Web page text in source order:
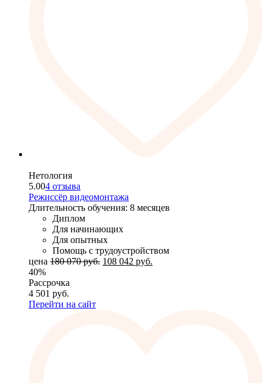
Нетология
5.004 отзыва
Режиссёр видеомонтажа
Длительность обучения: 8 месяцев
Диплом
Для начинающих
Для опытных
Помощь с трудоустройством
цена 180 070руб. 108 042 руб.
40%
Рассрочка
4 501 руб.
Перейти на сайт